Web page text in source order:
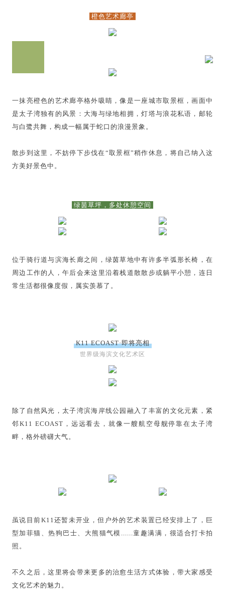
橙色艺术廊亭
一抹亮橙色的艺术廊亭格外吸睛，像是一座城市取景框，画面中
是太子湾独有的风景：大海与绿地相拥，灯塔与浪花私语，邮轮
与白鹭共舞，构成一幅属于蛇口的浪漫景象。
散步到这里，不妨停下步伐在“取景框”稍作休息，将自己纳入这
方美好景色中。
绿茵草坪，多处休憩空间
位于骑行道与滨海长廊之间，绿茵草地中有许多半弧形长椅，在
周边工作的人，午后会来这里沿着栈道散散步或躺平小憩，连日
常生活都很像度假，属实羡慕了。
K11 ECOAST·即将亮相
世界级海滨文化艺术区
除了自然风光，太子湾滨海岸线公园融入了丰富的文化元素，紧
邻K11 ECOAST，远远看去，就像一艘航空母舰停靠在太子湾
畔，格外磅礴大气。
虽说目前K11还暂未开业，但户外的艺术装置已经安排上了，巨
型加菲猫、热狗巴士、大熊猫气模......童趣满满，很适合打卡拍
照。
不久之后，这里将会带来更多的治愈生活方式体验，带大家感受
文化艺术的魅力。